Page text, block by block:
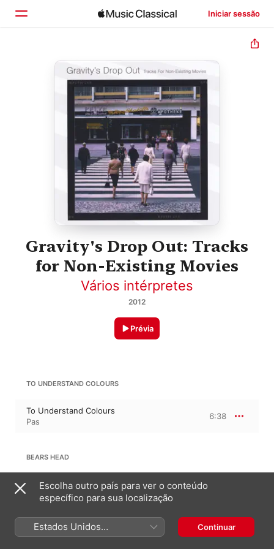
Iniciar sessão
Início
Explorar
Gravity's Drop Out: Tracks
for Non-Existing Movies
Vários intérpretes
2012
Prévia
TO UNDERSTAND COLOURS
To Understand Colours
Pas
6:38
BEARS HEAD
Bears Head
Margitt Holzt
10:06
THE DRIG BIFT TRANSITION
Escolha outro país para ver o conteúdo
específico para sua localização
Estados Unidos
(Português Brasil)
Continuar